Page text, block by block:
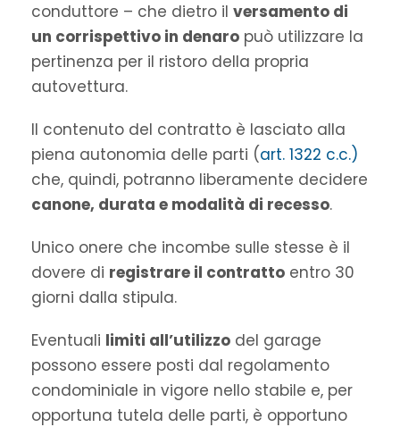
conduttore – che dietro il versamento di
un corrispettivo in denaro può utilizzare la
pertinenza per il ristoro della propria
autovettura.
Il contenuto del contratto è lasciato alla
piena autonomia delle parti (art. 1322 c.c.)
che, quindi, potranno liberamente decidere
canone, durata e modalità di recesso.
Unico onere che incombe sulle stesse è il
dovere di registrare il contratto entro 30
giorni dalla stipula.
Eventuali limiti all’utilizzo del garage
possono essere posti dal regolamento
condominiale in vigore nello stabile e, per
opportuna tutela delle parti, è opportuno